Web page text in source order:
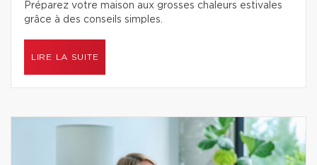
Préparez votre maison aux grosses chaleurs estivales
grâce à des conseils simples.
LIRE LA SUITE